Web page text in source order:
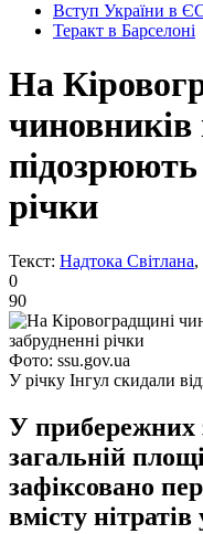
Вступ України в
Теракт в Барселоні
На
підозрюють
річки
Текст: Надтока Світлана,
0
90
Фото: ssu.gov.ua
У річку Інгул скидали
У прибережних
загальній
зафіксовано
вмісту нітратів